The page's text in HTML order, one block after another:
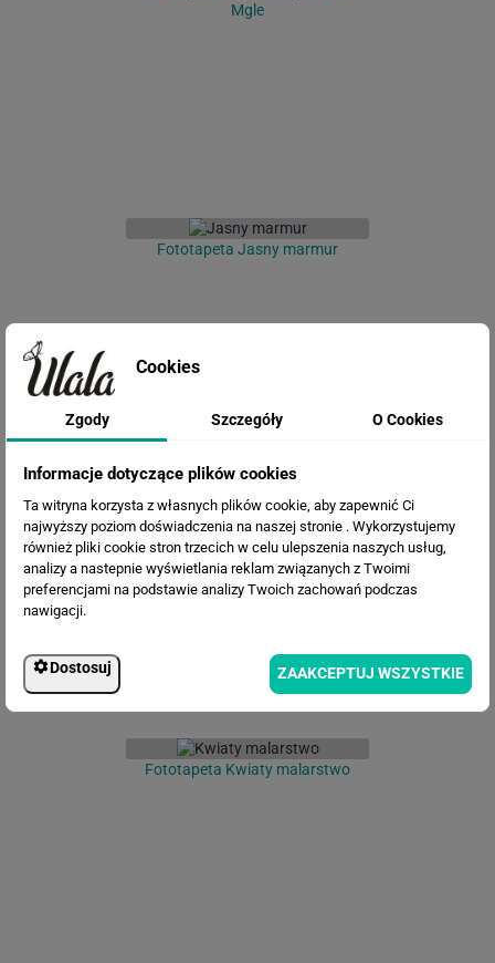
Mgle
Fototapeta Jasny marmur
Fototapeta Abstrakcyjne liście
Fototapeta Kwiaty malarstwo
Cookies
Zgody Szczegóły O Cookies
Informacje dotyczące plików cookies
Ta witryna korzysta z własnych plików cookie, aby zapewnić Ci
najwyższy poziom doświadczenia na naszej stronie . Wykorzystujemy
również pliki cookie stron trzecich w celu ulepszenia naszych usług,
analizy a nastepnie wyświetlania reklam związanych z Twoimi
preferencjami na podstawie analizy Twoich zachowań podczas
nawigacji.
Dostosuj ZAAKCEPTUJ WSZYSTKIE